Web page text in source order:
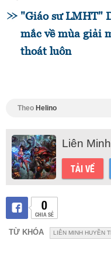
"Giáo sư LMHT"
mắc về mùa giải
thoát luôn
Theo Helino
Liên
TẢI VỀ
0
CHIA SẺ
TỪ KHÓA LIÊN MINH HUYỀN